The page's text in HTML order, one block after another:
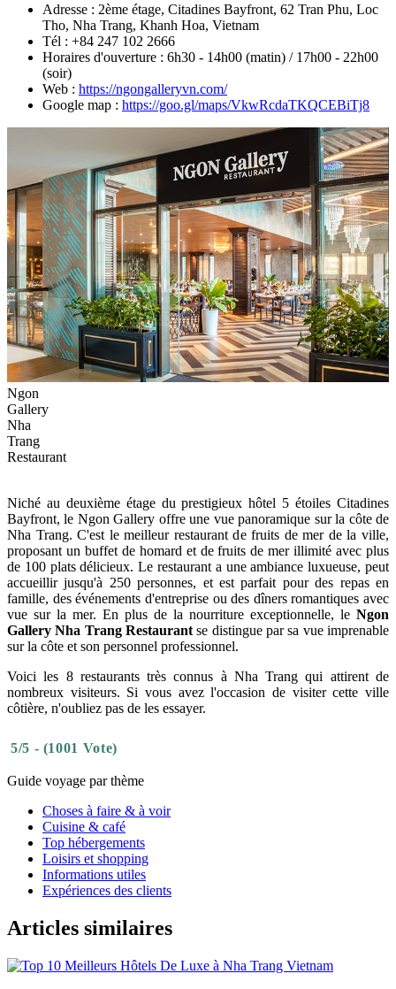
Adresse : 2ème étage, Citadines Bayfront, 62 Tran Phu, Loc
Tho, Nha Trang, Khanh Hoa, Vietnam
Tél : +84 247 102 2666
Horaires d'ouverture : 6h30 - 14h00 (matin) / 17h00 - 22h00
(soir)
Web : https://ngongalleryvn.com/
Google map : https://goo.gl/maps/VkwRcdaTKQCEBiTj8
Ngon
Gallery
Nha
Trang
Restaurant
Niché au deuxième étage du prestigieux hôtel 5 étoiles Citadines
Bayfront, le Ngon Gallery offre une vue panoramique sur la côte de
Nha Trang. C'est le meilleur restaurant de fruits de mer de la ville,
proposant un buffet de homard et de fruits de mer illimité avec plus
de 100 plats délicieux. Le restaurant a une ambiance luxueuse, peut
accueillir jusqu'à 250 personnes, et est parfait pour des repas en
famille, des événements d'entreprise ou des dîners romantiques avec
vue sur la mer. En plus de la nourriture exceptionnelle, le Ngon
Gallery Nha Trang Restaurant se distingue par sa vue imprenable
sur la côte et son personnel professionnel.
Voici les 8 restaurants très connus à Nha Trang qui attirent de
nombreux visiteurs. Si vous avez l'occasion de visiter cette ville
côtière, n'oubliez pas de les essayer.
5/5 - (1001 Vote)
Guide voyage par thème
Choses à faire & à voir
Cuisine & café
Top hébergements
Loisirs et shopping
Informations utiles
Expériences des clients
Articles similaires